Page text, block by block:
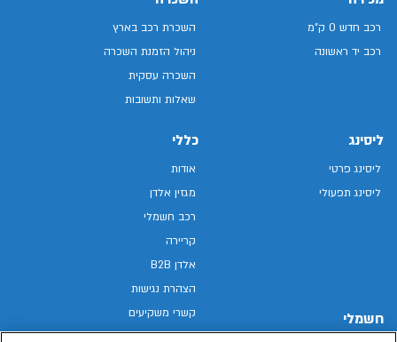
רכב חדש 0 ק"מ
רכב יד ראשונה
השכרת רכב בארץ
ניהול הזמנת השכרה
השכרה עסקית
שאלות ותשובות
ליסינג
ליסינג פרטי
ליסינג תפעולי
חשמלי
כללי
אודות
מגזין אלדן
רכב חשמלי
קריירה
אלדן B2B
הצהרת נגישות
קשרי משקיעים
מפת האתר